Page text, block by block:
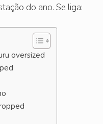
do ano. Se liga:
oversized